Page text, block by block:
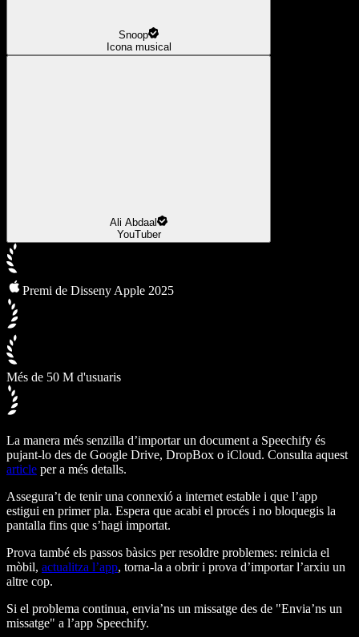
Snoop
Icona musical
Ali Abdaal
YouTuber
Premi de Disseny Apple 2025
Més de 50 M d'usuaris
La manera més senzilla d’importar un document a Speechify és
pujant-lo des de Google Drive, DropBox o iCloud. Consulta aquest
article per a més detalls.
Assegura’t de tenir una connexió a internet estable i que l’app
estigui en primer pla. Espera que acabi el procés i no bloquegis la
pantalla fins que s’hagi importat.
Prova també els passos bàsics per resoldre problemes: reinicia el
mòbil, actualitza l’app, torna-la a obrir i prova d’importar l’arxiu un
altre cop.
Si el problema continua, envia’ns un missatge des de "Envia’ns un
missatge" a l’app Speechify.